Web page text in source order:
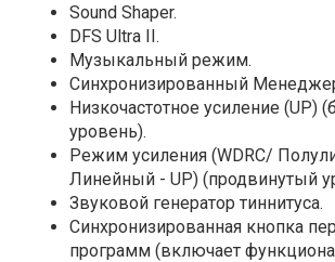
Sound Shaper.
DFS Ultra II.
Музыкальный режим.
Синхронизированный
Низкочастотное усиление (UP)
уровень).
Режим усиления (WDRC/
Линейный - UP) (продвинутый
Звуковой генератор тиннитуса.
Синхронизированная кнопка
программ (включает